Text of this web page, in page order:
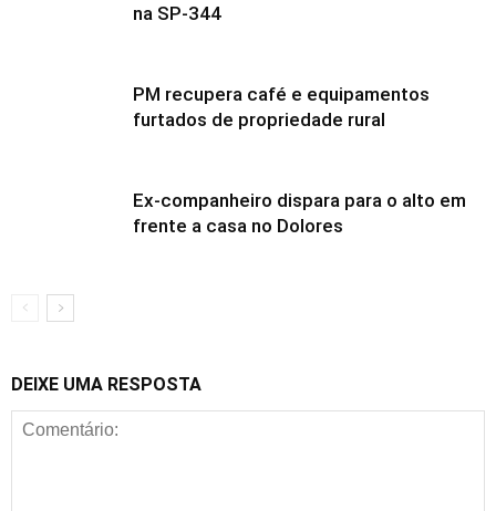
na SP-344
PM recupera café e equipamentos
furtados de propriedade rural
Ex-companheiro dispara para o alto em
frente a casa no Dolores
DEIXE UMA RESPOSTA